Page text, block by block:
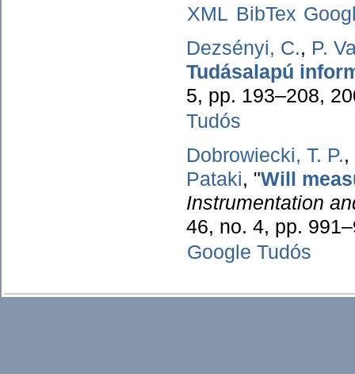
XML BibTex
Dezsényi, C., P.
Tudásalapú
5, pp. 193–208,
Tudós
Dobrowiecki, T. P.,
Pataki, "Will
Instrumentation
46, no. 4, pp.
Google Tudós